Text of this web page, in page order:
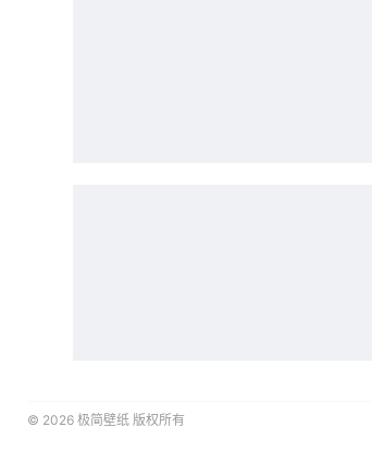
© 2026 极简壁纸 版权所有